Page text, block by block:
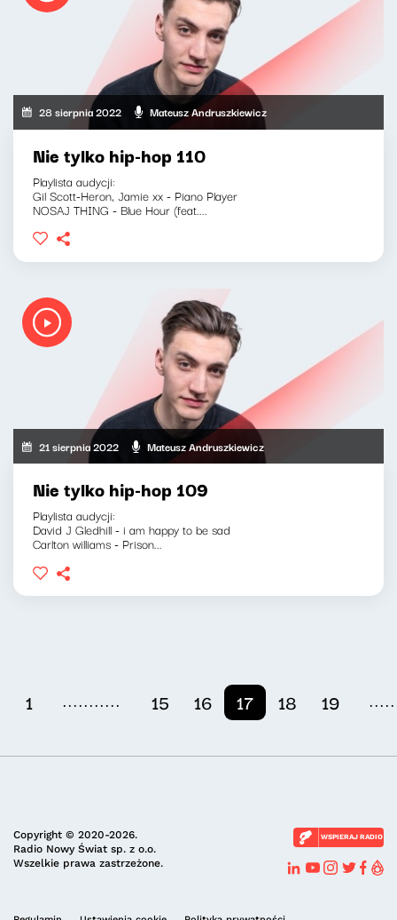
28 sierpnia 2022 Mateusz Andruszkiewicz
Nie tylko hip-hop 110
Playlista audycji:
Gil Scott-Heron, Jamie xx - Piano Player
NOSAJ THING - Blue Hour (feat....
21 sierpnia 2022 Mateusz Andruszkiewicz
Nie tylko hip-hop 109
Playlista audycji:
David J Gledhill - i am happy to be sad
Carlton williams - Prison...
1 ........... 15 16 17 18 19
Copyright © 2020-2026.
Radio Nowy Świat sp. z o.o.
Wszelkie prawa zastrzeżone.
WSPIERAJ RADIO